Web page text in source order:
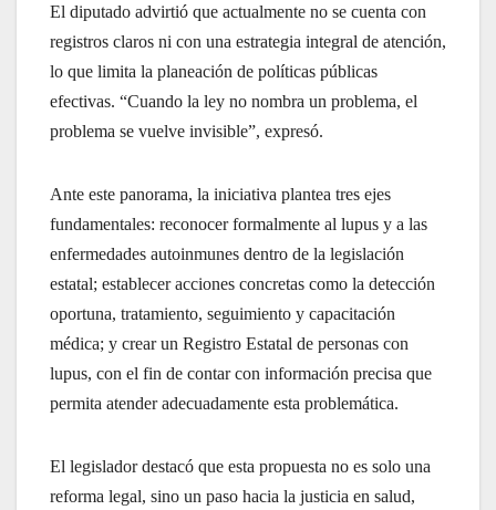
El diputado advirtió que actualmente no se cuenta con
registros claros ni con una estrategia integral de atención,
lo que limita la planeación de políticas públicas
efectivas. “Cuando la ley no nombra un problema, el
problema se vuelve invisible”, expresó.
Ante este panorama, la iniciativa plantea tres ejes
fundamentales: reconocer formalmente al lupus y a las
enfermedades autoinmunes dentro de la legislación
estatal; establecer acciones concretas como la detección
oportuna, tratamiento, seguimiento y capacitación
médica; y crear un Registro Estatal de personas con
lupus, con el fin de contar con información precisa que
permita atender adecuadamente esta problemática.
El legislador destacó que esta propuesta no es solo una
reforma legal, sino un paso hacia la justicia en salud,